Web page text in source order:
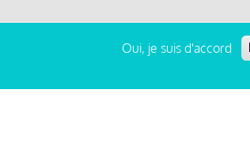
Oui, je suis d'accord